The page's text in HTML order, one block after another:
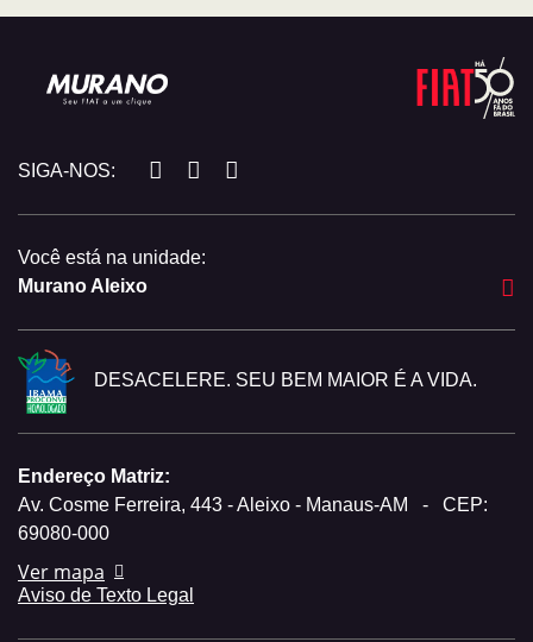
SIGA-NOS:
Você está na unidade:
Murano Aleixo
DESACELERE. SEU BEM MAIOR É A VIDA.
Endereço Matriz:
Av. Cosme Ferreira, 443 - Aleixo - Manaus-AM
-
CEP:
69080-000
Ver mapa
Aviso de Texto Legal